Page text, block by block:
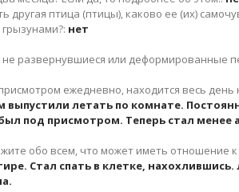
другая птица (птицы), каково ее (их)
нет
развернувшиеся или деформированные
ежедневно, находится весь
выпустили летать по комнате.
под присмотром. Теперь стал менее
обо всем, что может иметь отношение
Стал спать в клетке,